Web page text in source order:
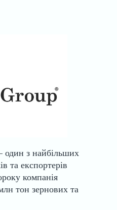
один з найбільших
та експортерів
компанія
тон зернових та